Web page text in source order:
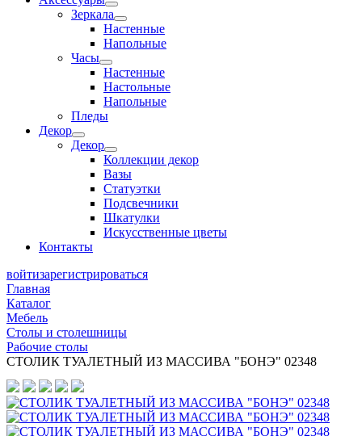
Зеркала
Настенные
Напольные
Часы
Настенные
Настольные
Напольные
Пледы
Декор
Декор
Коллекции декор
Вазы
Статуэтки
Подсвечники
Шкатулки
Искусственные цветы
Контакты
войтизарегистрироваться
Главная
Каталог
Мебель
Столы и столешницы
Рабочие столы
СТОЛИК ТУАЛЕТНЫЙ ИЗ МАССИВА "БОНЭ" 02348